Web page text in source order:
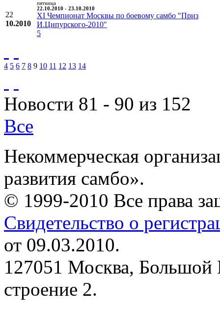
22
10.2010
пятница
22.10.2010 - 23.10.2010
XI Чемпионат Москвы по боевому самбо "Приз
И.Ципурского-2010"
5
4 5 6 7 8 9 10 11 12 13 14
Новости 81 - 90 из 152
Все
Некоммерческая
развития самбо».
© 1999-2010 Все права
Свидетельство о
от 09.03.2010.
127051 Москва, Большой
строение 2.